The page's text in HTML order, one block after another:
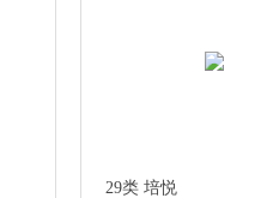
29类 培悦